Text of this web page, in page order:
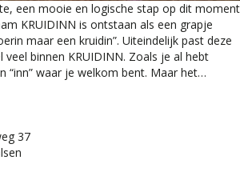
een mooie en logische stap op dit moment
KRUIDINN is ontstaan als een grapje
maar een kruidin”. Uiteindelijk past deze
binnen KRUIDINN. Zoals je al hebt
“inn” waar je welkom bent. Maar het…
37